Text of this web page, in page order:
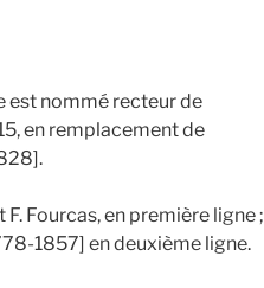
est nommé recteur de
en remplacement de
Fourcas, en première ligne ;
1857] en deuxième ligne.